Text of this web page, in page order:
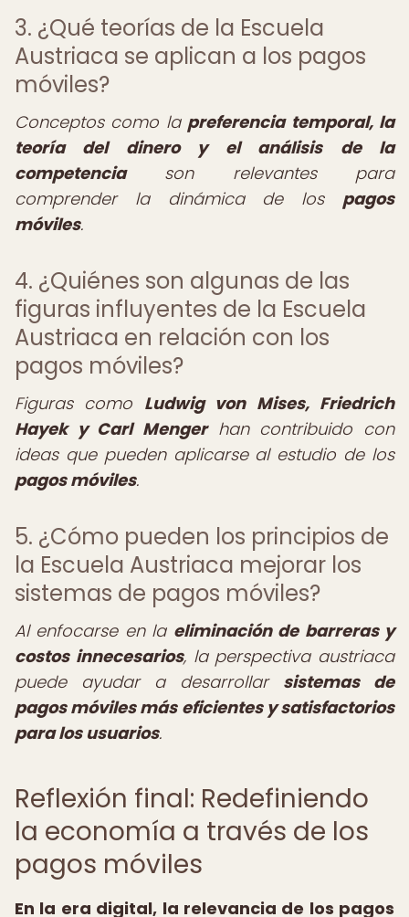
3. ¿Qué teorías de la Escuela
Austriaca se aplican a los pagos
móviles?
Conceptos como la preferencia temporal, la
teoría del dinero y el análisis de la
competenciason relevantes para
comprender la dinámica de los pagos
móviles.
4. ¿Quiénes son algunas de las
figuras influyentes de la Escuela
Austriaca en relación con los
pagos móviles?
Figuras como Ludwig von Mises, Friedrich
Hayek y Carl Mengerhan contribuido con
ideas que pueden aplicarse al estudio de los
pagos móviles.
5. ¿Cómo pueden los principios de
la Escuela Austriaca mejorar los
sistemas de pagos móviles?
Al enfocarse en la eliminación de barreras y
costos innecesarios, la perspectiva austriaca
puede ayudar a desarrollar sistemas de
pagos móviles más eficientes y satisfactorios
para los usuarios.
Reflexión final: Redefiniendo
la economía a través de los
pagos móviles
En la era digital, la relevancia de los pagos